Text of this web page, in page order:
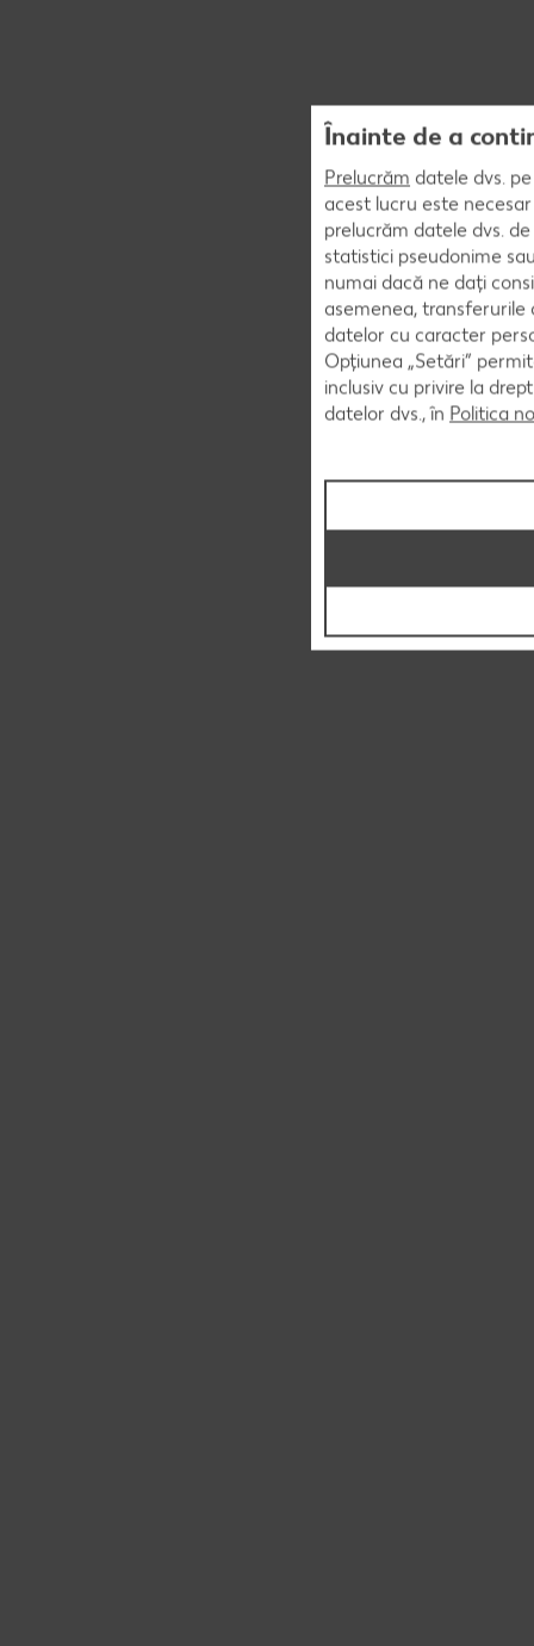
Înainte de a
Prelucrăm datele dvs.
acest lucru este
prelucrăm datele dvs.
statistici pseudonime
numai dacă ne dați
asemenea,
datelor cu caracter
Opțiunea „Setări”
inclusiv cu privire la
datelor dvs., în Politica